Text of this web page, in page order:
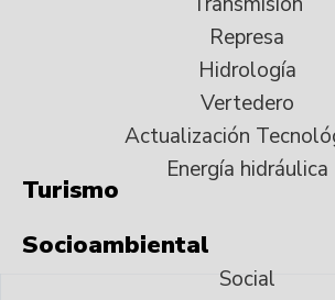
Represa
Hidrología
Vertedero
Actualización
Energía hidráulica
Turismo
Socioambiental
Social